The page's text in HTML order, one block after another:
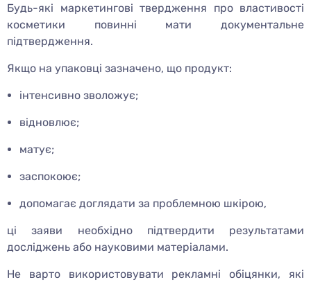
Будь-які маркетингові твердження про властивості
косметики повинні мати документальне
підтвердження.
Якщо на упаковці зазначено, що продукт:
інтенсивно зволожує;
відновлює;
матує;
заспокоює;
допомагає доглядати за проблемною шкірою,
ці заяви необхідно підтвердити результатами
досліджень або науковими матеріалами.
Не варто використовувати рекламні обіцянки, які